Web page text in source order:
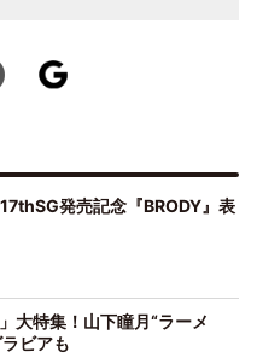
発売記念『BRODY』表
大特集！山下瞳月“ラーメ
ビアも